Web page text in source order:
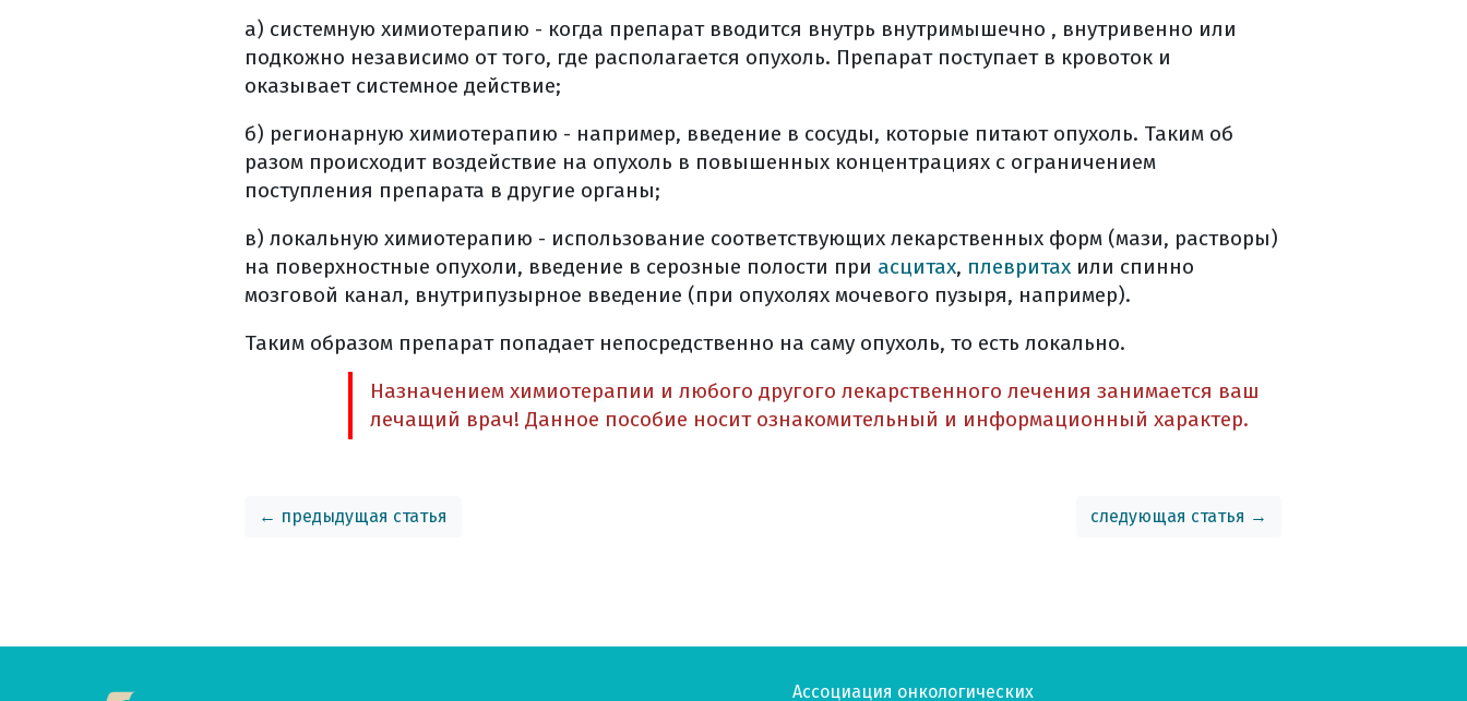
а) системную химиотерапию - когда препарат вводится внутрь внутримышечно , внутривенно или
подкожно независимо от того, где располагается опухоль. Препарат поступает в кровоток и
оказывает системное действие;
б) регионарную химиотерапию - например, введение в сосуды, которые питают опухоль. Таким об
разом происходит воздействие на опухоль в повышенных концентрациях с ограничением
поступления препарата в другие органы;
в) локальную химиотерапию - использование соответствующих лекарственных форм (мази, растворы)
на поверхностные опухоли, введение в серозные полости при асцитах, плевритах или спинно
мозговой канал, внутрипузырное введение (при опухолях мочевого пузыря, например).
Таким образом препарат попадает непосредственно на саму опухоль, то есть локально.
Назначением химиотерапии и любого другого лекарственного лечения занимается ваш
лечащий врач! Данное пособие носит ознакомительный и информационный характер.
← предыдущая статья следующая статья →
Ассоциация онкологических